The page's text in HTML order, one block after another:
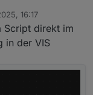
klammer oder
16:17
Script direkt im
in der VIS